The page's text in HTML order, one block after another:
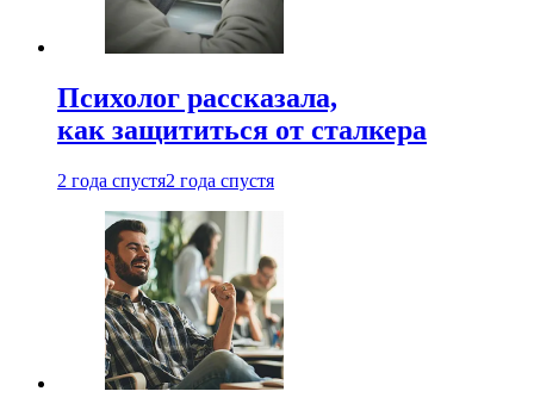
Психолог рассказала,
как защититься от сталкера
2 года спустя2 года спустя